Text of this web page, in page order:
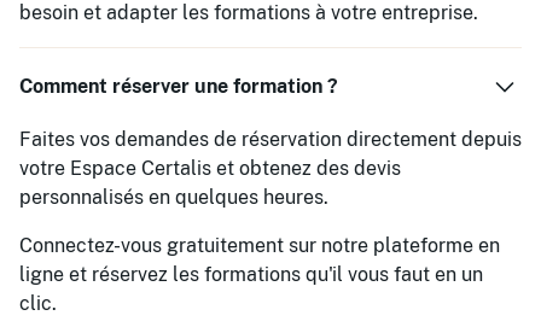
besoin et adapter les formations à votre entreprise.
Comment réserver une formation ?
Faites vos demandes de réservation directement depuis
votre Espace Certalis et obtenez des devis
personnalisés en quelques heures.
Connectez-vous gratuitement sur notre plateforme en
ligne et réservez les formations qu'il vous faut en un
clic.